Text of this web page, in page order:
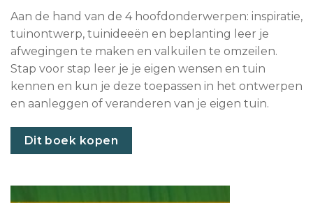
Aan de hand van de 4 hoofdonderwerpen: inspiratie,
tuinontwerp, tuinideeën en beplanting leer je
afwegingen te maken en valkuilen te omzeilen.
Stap voor stap leer je je eigen wensen en tuin
kennen en kun je deze toepassen in het ontwerpen
en aanleggen of veranderen van je eigen tuin.
Dit boek kopen